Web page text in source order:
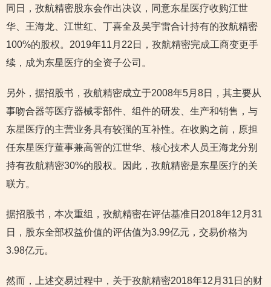
同日，孜航精密股东会作出决议，同意东星医疗收购江世
华、王海龙、江世红、丁喜全及吴宇雷合计持有的孜航精密
100%的股权。2019年11月22日，孜航精密完成工商变更手
续，成为东星医疗的全资子公司。
另外，据招股书，孜航精密成立于2008年5月8日，其主要从
事吻合器等医疗器械零部件、组件的研发、生产和销售，与
东星医疗的主营业务具有较强的互补性。在收购之前，原担
任东星医疗董事兼高管的江世华、核心技术人员王海龙分别
持有孜航精密30%的股权。因此，孜航精密是东星医疗的关
联方。
据招股书，本次重组，孜航精密在评估基准日2018年12月31
日，股东全部权益价值的评估值为3.99亿元，交易价格为
3.98亿元。
然而，上述交易过程中，关于孜航精密2018年12月31日的财